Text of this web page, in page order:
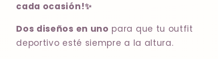
cada ocasión!✨
Dos diseños en uno para que tu outfit
deportivo esté siempre a la altura.